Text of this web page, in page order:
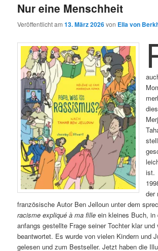
Nur eine Menschheit
Veröffentlicht am13. März 2026von Ella von
ist.
der
französische Autor Ben Jelloun unter dem
racisme expliqué à ma filleein kleines Buch, in
anfangs gestellte Frage seiner Tochter klar und
beantwortet. Es wurde von vielen Kindern und
gelesen und zum Bestseller. Jetzt haben die